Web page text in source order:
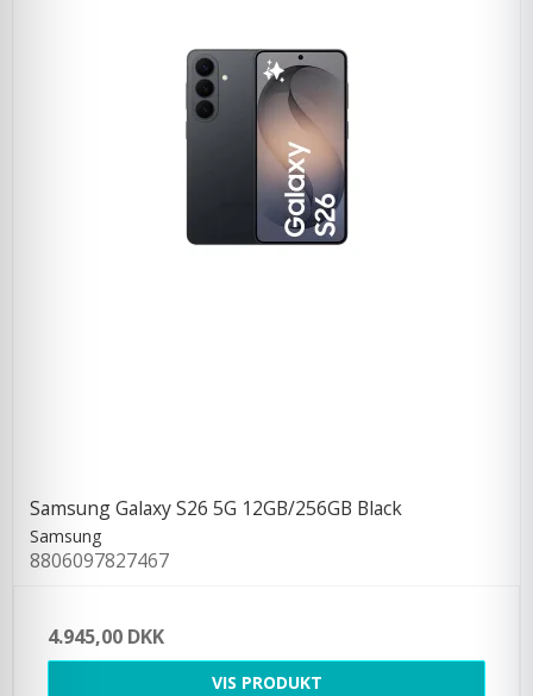
Samsung Galaxy S26 5G 12GB/256GB Black
Samsung
8806097827467
4.945,00 DKK
VIS PRODUKT